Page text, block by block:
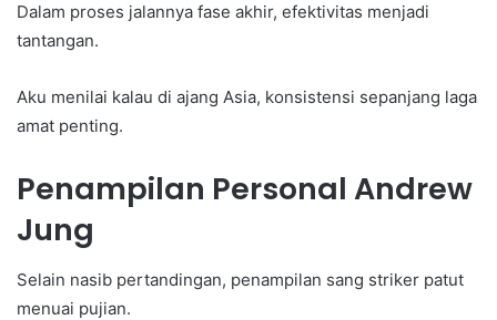
Dalam proses jalannya fase akhir, efektivitas menjadi
tantangan.
Aku menilai kalau di ajang Asia, konsistensi sepanjang laga
amat penting.
Penampilan Personal Andrew
Jung
Selain nasib pertandingan, penampilan sang striker patut
menuai pujian.